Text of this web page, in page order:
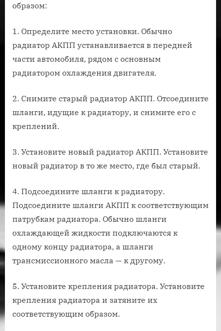
образом:
1. Определите место установки. Обычно
радиатор АКПП устанавливается в передней
части автомобиля, рядом с основным
радиатором охлаждения двигателя.
2. Снимите старый радиатор АКПП. Отсоедините
шланги, идущие к радиатору, и снимите его с
креплений.
3. Установите новый радиатор АКПП. Установите
новый радиатор в то же место, где был старый.
4. Подсоедините шланги к радиатору.
Подсоедините шланги АКПП к соответствующим
патрубкам радиатора. Обычно шланги
охлаждающей жидкости подключаются к
одному концу радиатора, а шланги
трансмиссионного масла — к другому.
5. Установите крепления радиатора. Установите
крепления радиатора и затяните их
соответствующим образом.